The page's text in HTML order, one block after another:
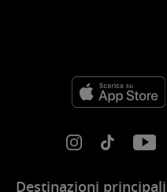
Destinazioni principali